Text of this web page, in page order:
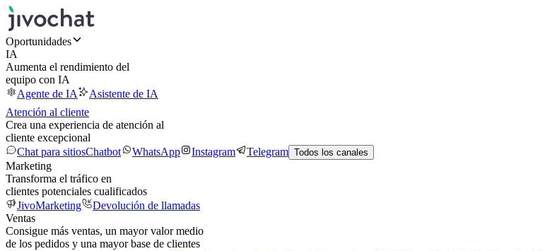
Oportunidades
IA
Aumenta el rendimiento del
equipo con IA
Agente de IA
Asistente de IA
Atención al cliente
Crea una experiencia de atención al
cliente excepcional
Chat para sitiosChatbot WhatsApp Instagram Telegram Todos los canales
Marketing
Transforma el tráfico en
clientes potenciales cualificados
JivoMarketing
Devolución de llamadas
Ventas
Consigue más ventas, un mayor valor medio
de los pedidos y una mayor base de clientes